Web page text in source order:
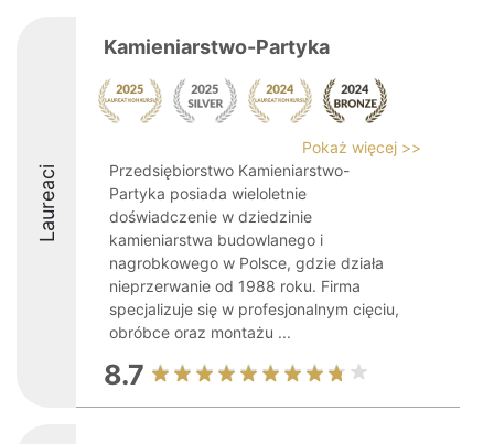
Laureaci
Kamieniarstwo-Partyka
Pokaż więcej >>
Przedsiębiorstwo Kamieniarstwo-
Partyka posiada wieloletnie
doświadczenie w dziedzinie
kamieniarstwa budowlanego i
nagrobkowego w Polsce, gdzie działa
nieprzerwanie od 1988 roku. Firma
specjalizuje się w profesjonalnym cięciu,
obróbce oraz montażu ...
8.7